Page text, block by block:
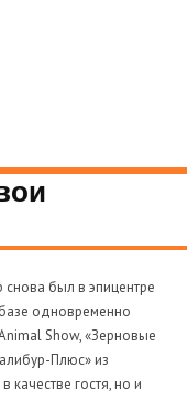
был в эпицентре
одновременно
Show, «Зерновые
Плюс» из
качестве гостя, но и